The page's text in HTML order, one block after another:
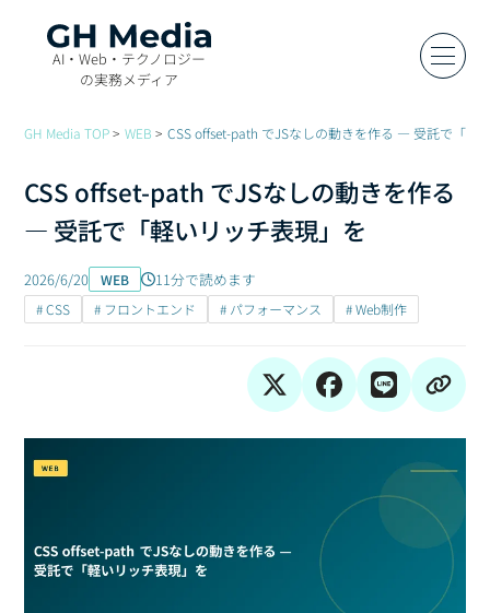
AI・Web・テクノロジー
の実務メディア
GH Media TOP WEB CSS offset-path でJSなしの動きを作る — 受託で「軽
CSS offset-path でJSなしの動きを作る
— 受託で「軽いリッチ表現」を
2026/6/20 WEB 11分で読めます
# CSS # フロントエンド # パフォーマンス # Web制作